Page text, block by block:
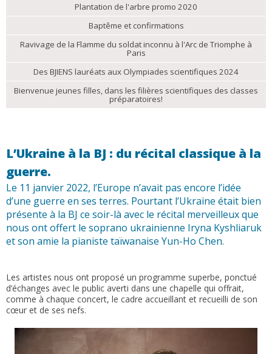
Plantation de l'arbre promo 2020
Baptême et confirmations
Ravivage de la Flamme du soldat inconnu à l'Arc de Triomphe à
Paris
Des BJIENS lauréats aux Olympiades scientifiques 2024
Bienvenue jeunes filles, dans les filières scientifiques des classes
préparatoires!
L’Ukraine à la BJ : du récital classique à la
guerre.
Le 11 janvier 2022, l’Europe n’avait pas encore l’idée
d’une guerre en ses terres. Pourtant l’Ukraine était bien
présente à la BJ ce soir-là avec le récital merveilleux que
nous ont offert le soprano ukrainienne Iryna Kyshliaruk
et son amie la pianiste taïwanaise Yun-Ho Chen.
Les artistes nous ont proposé un programme superbe, ponctué
d’échanges avec le public averti dans une chapelle qui offrait,
comme à chaque concert, le cadre accueillant et recueilli de son
cœur et de ses nefs.